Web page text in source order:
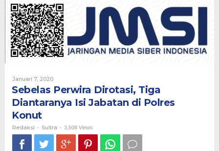
Diantaranya
Jabatan
Polres
Konut
Januari 7, 2020Oleh
Sebelas Perwira Dirotasi, Tiga
Diantaranya Isi Jabatan di Polres
Konut
Redaksi - Sultra - 3,508 Views